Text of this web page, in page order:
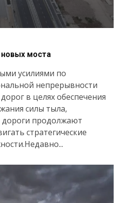
Искать
моста
усилиями по
непрерывности
в целях обеспечения
силы тыла,
дороги продолжают
стратегические